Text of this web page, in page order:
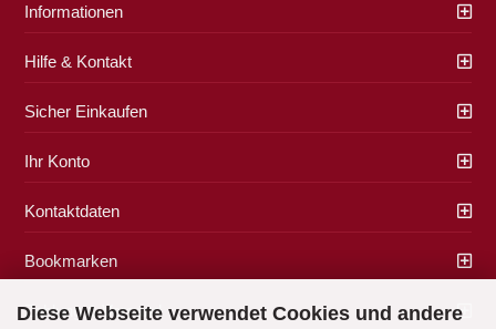
Diese Webseite verwendet Cookies und andere
Informationen
Hilfe & Kontakt
Sicher Einkaufen
Ihr Konto
Kontaktdaten
Bookmarken
Zahlung & Versand